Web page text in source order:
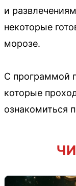
и
некоторые
морозе.
С программой
которые
ознакомиться